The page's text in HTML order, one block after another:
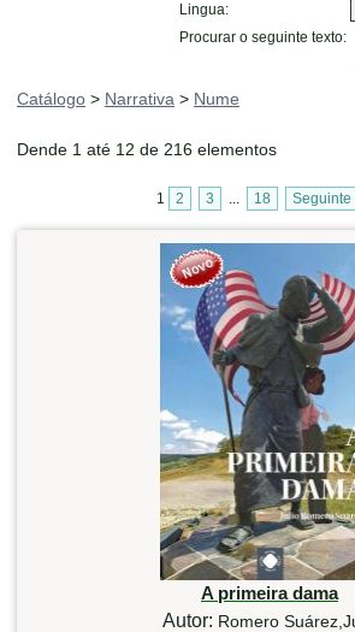
Lingua:
Procurar o seguinte texto:
Catálogo > Narrativa > Nume
Dende 1 até 12 de 216 elementos
1 2 3 ... 18 Seguinte
A primeira dama
Autor: Romero